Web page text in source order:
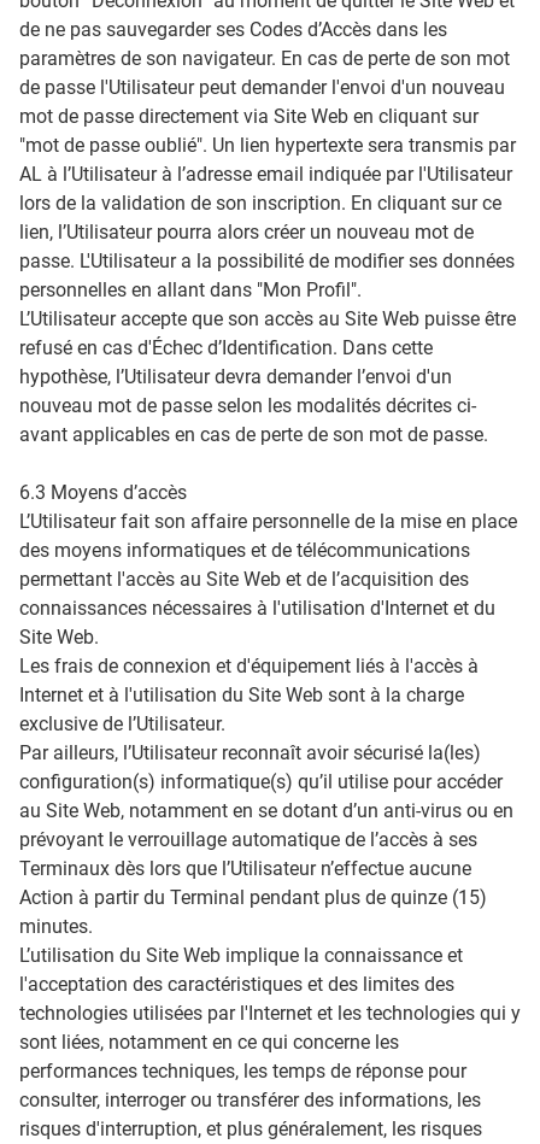
de ne pas sauvegarder ses Codes d’Accès dans les
paramètres de son navigateur. En cas de perte de son mot
de passe l'Utilisateur peut demander l'envoi d'un nouveau
mot de passe directement via Site Web en cliquant sur
"mot de passe oublié". Un lien hypertexte sera transmis par
AL à l’Utilisateur à l’adresse email indiquée par l'Utilisateur
lors de la validation de son inscription. En cliquant sur ce
lien, l’Utilisateur pourra alors créer un nouveau mot de
passe. L'Utilisateur a la possibilité de modifier ses données
personnelles en allant dans "Mon Profil".
L’Utilisateur accepte que son accès au Site Web puisse être
refusé en cas d'Échec d’Identification. Dans cette
hypothèse, l’Utilisateur devra demander l’envoi d'un
nouveau mot de passe selon les modalités décrites ci-
avant applicables en cas de perte de son mot de passe.
6.3 Moyens d’accès
L’Utilisateur fait son affaire personnelle de la mise en place
des moyens informatiques et de télécommunications
permettant l'accès au Site Web et de l’acquisition des
connaissances nécessaires à l'utilisation d'Internet et du
Site Web.
Les frais de connexion et d'équipement liés à l'accès à
Internet et à l'utilisation du Site Web sont à la charge
exclusive de l’Utilisateur.
Par ailleurs, l’Utilisateur reconnaît avoir sécurisé la(les)
configuration(s) informatique(s) qu’il utilise pour accéder
au Site Web, notamment en se dotant d’un anti-virus ou en
prévoyant le verrouillage automatique de l’accès à ses
Terminaux dès lors que l’Utilisateur n’effectue aucune
Action à partir du Terminal pendant plus de quinze (15)
minutes.
L’utilisation du Site Web implique la connaissance et
l'acceptation des caractéristiques et des limites des
technologies utilisées par l'Internet et les technologies qui y
sont liées, notamment en ce qui concerne les
performances techniques, les temps de réponse pour
consulter, interroger ou transférer des informations, les
risques d'interruption, et plus généralement, les risques